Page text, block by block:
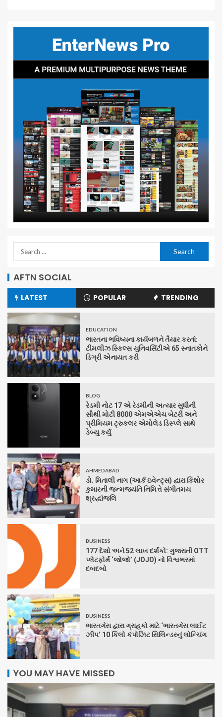
AFTN SOCIAL
LATEST POPULAR TRENDING
EDUCATION
ભારતના ભવિષ્યના કાર્યબળને તૈયાર કરતાં:
ટીમલીઝ સ્કિલ્સ યુનિવર્સિટીએ 65 સ્નાતકોને
ડિગ્રી એનાયત કરી
BLOG
રેડમી નોટ 17 એ રેડમીની અત્યાર સુધીની
સૌથી મોટી 8000 એમએએચ બેટરી અને
પ્રીમિયમ ટ્રુકલર એમોલેડ ડિસ્પ્લે સાથે
ડેબ્યુ કર્યું
AHMEDABAD
ડો. મિતાલી નાગ (આર્ક ઇવેન્ટ્સ) દ્વારા કિશોર
કુમારની જન્મજયંતિ નિમિત્તે સંગીતમય
શ્રદ્ધાંજલિ
BUSINESS
177 દેશો અને 52 લાખ દર્શકો: ગુજરાતી OTT
પ્લેટફોર્મ ‘જોજો’ (JOJO) નો વિશ્વભરમાં
દબદબો
BUSINESS
ભારતગેસ દ્વારા ગ્રાહકો માટે ‘ભારતગેસ લાઈટ
ઝીપ’ 10 કિલો કંપોઝિટ સિલિન્ડરનું લોન્ચિંગ
YOU MAY HAVE MISSED